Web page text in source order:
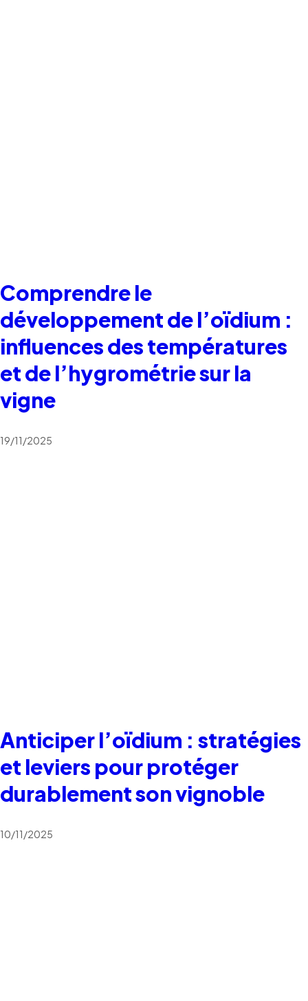
Comprendre le
développement de l’oïdium :
influences des températures
et de l’hygrométrie sur la
vigne
19/11/2025
Anticiper l’oïdium : stratégies
et leviers pour protéger
durablement son vignoble
10/11/2025